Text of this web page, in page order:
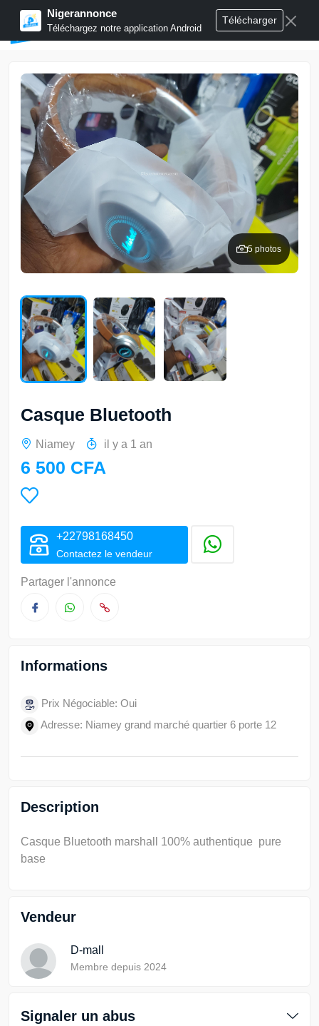
Nigerannonce
Téléchargez notre application Android
Télécharger
Publier annonces
5 photos
Casque Bluetooth
Niamey il y a 1 an
6 500 CFA
+22798168450
Contactez le vendeur
Partager l'annonce
Informations
Prix Négociable: Oui
Adresse: Niamey grand marché quartier 6 porte 12
Description
Casque Bluetooth marshall 100% authentique pure
base
Vendeur
D-mall
Membre depuis 2024
Signaler un abus